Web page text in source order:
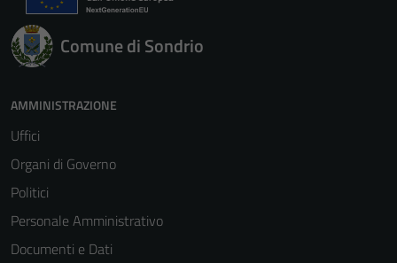
Comune di Sondrio
AMMINISTRAZIONE
Uffici
Organi di Governo
Politici
Personale Amministrativo
Documenti e Dati